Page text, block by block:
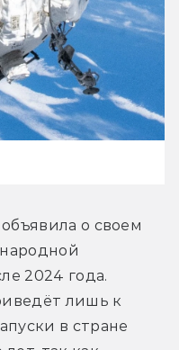
о своем
2024 года.
лишь к
в стране